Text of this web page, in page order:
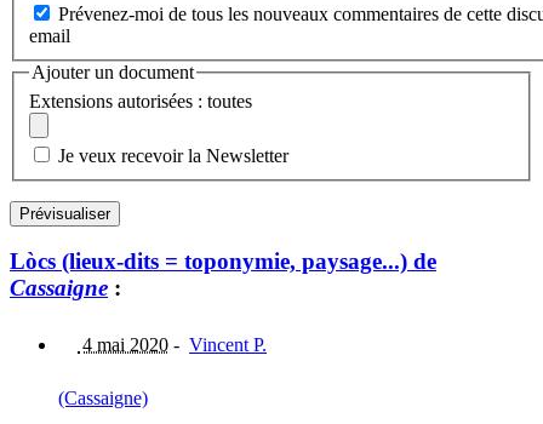
Prévenez-moi de tous les nouveaux commentaires de cette
email
Ajouter un document
Extensions autorisées : toutes
Je veux recevoir la Newsletter
Lòcs (lieux-dits = toponymie, paysage...) de
Cassaigne :
4 mai 2020 - Vincent P.
(Cassaigne)